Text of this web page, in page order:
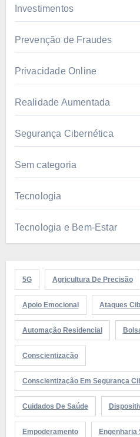
Investimentos
Prevenção de Fraudes
Privacidade Online
Realidade Aumentada
Segurança Cibernética
Sem categoria
Tecnologia
Tecnologia e Bem-Estar
5G Agricultura De Precisão
Apoio Emocional Ataques
Automação Residencial
Conscientização
Conscientização Em Segurança
Cuidados De Saúde
Empoderamento Engenharia